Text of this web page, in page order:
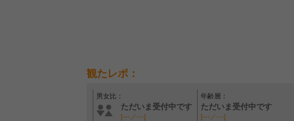
観たレポ：
男女比：
ただいま受付中です
[---／---]
年齢層：
ただいま受付中です
[---／---]